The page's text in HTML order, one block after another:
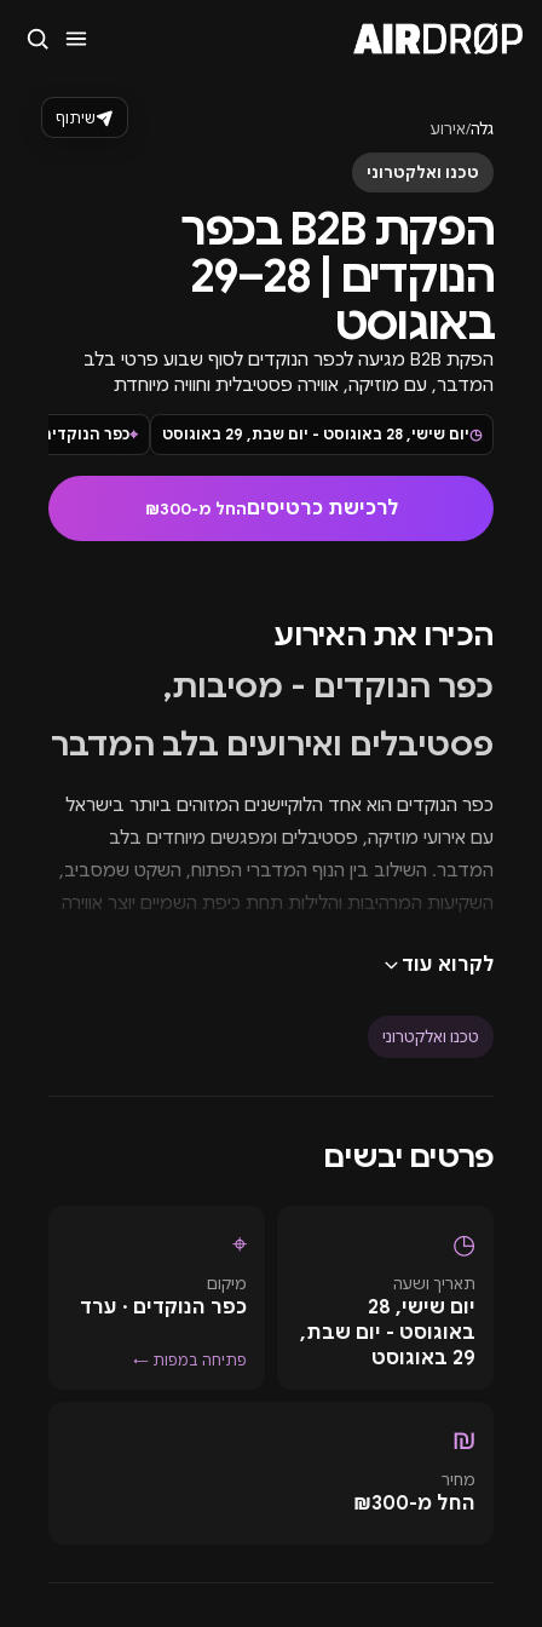
גלה/אירוע
טכנו ואלקטרוני
הפקת B2B בכפר
הנוקדים | 28–29
באוגוסט
הפקת B2B מגיעה לכפר הנוקדים לסוף שבוע פרטי בלב
המדבר, עם מוזיקה, אווירה פסטיבלית וחוויה מיוחדת
מהשקיעה ועד הזריחה.
◷יום שישי, 28 באוגוסט - יום שבת, 29 באוגוסט ⌖כפר הנוקדים · ערד
לרכישת כרטיסיםהחל מ-₪300
שיתוף
הכירו את האירוע
כפר הנוקדים - מסיבות,
פסטיבלים ואירועים בלב המדבר
כפר הנוקדים הוא אחד הלוקיישנים המזוהים ביותר בישראל
עם אירועי מוזיקה, פסטיבלים ומפגשים מיוחדים בלב
המדבר. השילוב בין הנוף המדברי הפתוח, השקט שמסביב,
השקיעות המרהיבות והלילות תחת כיפת השמיים יוצר אווירה
לאורך השנים הפך כפר הנוקדים ליעד מבוקש עבור הפקות
רגילה. המרחק מהעיר, המרחבים הפתוחים והאווירה
שהרחבה מתמלאת. הדרך למדבר, השקיעה, ההתכנסות
בלוקיישן שמספק תפאורה טבעית ועוצמתית לכל סוג של
הפקה.
אחד היתרונות הבולטים של כפר הנוקדים הוא האפשרות
ליצור סביב האירוע חוויה רחבה יותר מרחבת הריקודים בלבד.
לקרוא עוד
טכנו ואלקטרוני
פרטים יבשים
◷
תאריך ושעה
יום שישי, 28
באוגוסט - יום שבת,
29 באוגוסט
⌖
מיקום
כפר הנוקדים · ערד
פתיחה במפות ←
₪
מחיר
החל מ-₪300
סגור
פסטיבלים
טיפ: אפשר להקליד שם אומן, עיר, תאריך או שם חג.